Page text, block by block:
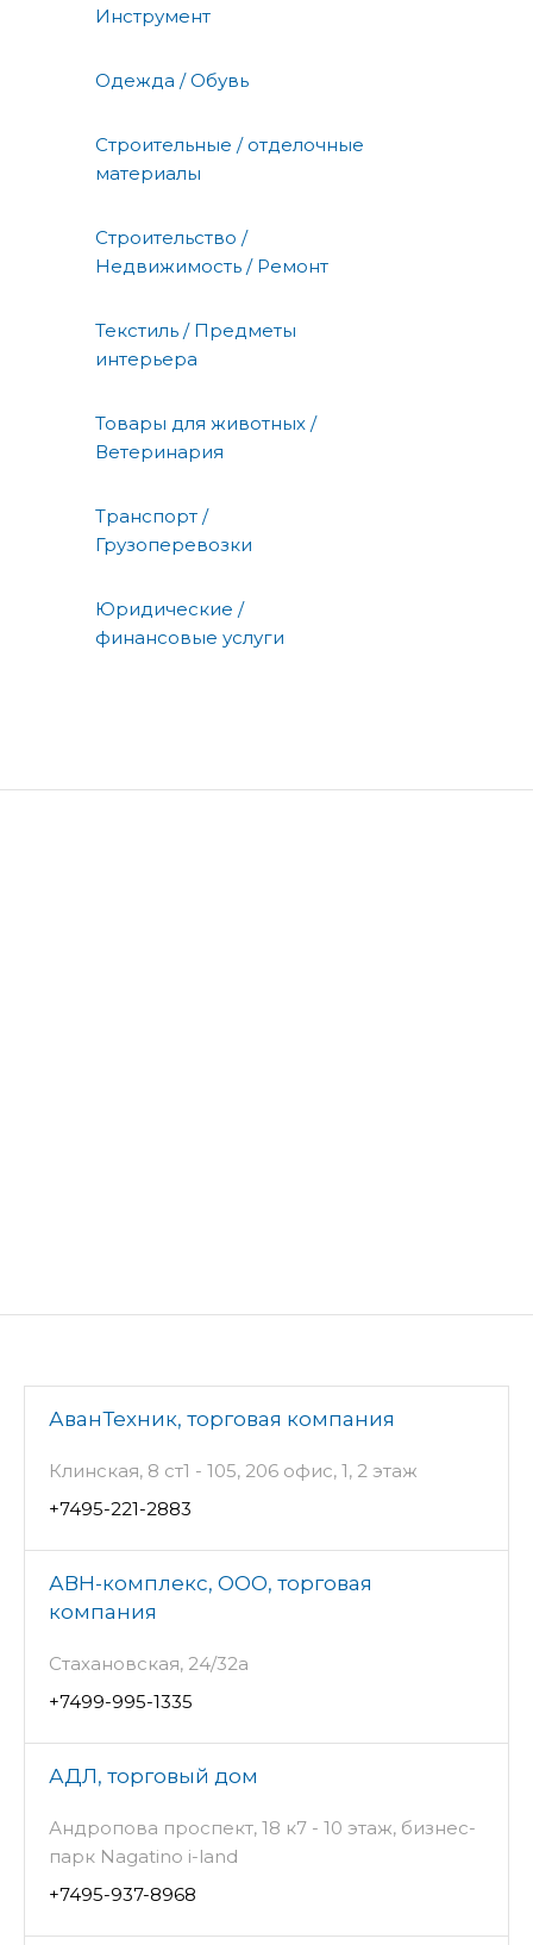
Инструмент
Одежда / Обувь
Строительные / отделочные
материалы
Строительство /
Недвижимость / Ремонт
Текстиль / Предметы
интерьера
Товары для животных /
Ветеринария
Транспорт /
Грузоперевозки
Юридические /
финансовые услуги
АванТехник, торговая компания
Клинская, 8 ст1 - 105, 206 офис, 1, 2 этаж
+7495-221-2883
АВН-комплекс, ООО, торговая
компания
Стахановская, 24/32а
+7499-995-1335
АДЛ, торговый дом
Андропова проспект, 18 к7 - 10 этаж, бизнес-
парк Nagatino i-land
+7495-937-8968